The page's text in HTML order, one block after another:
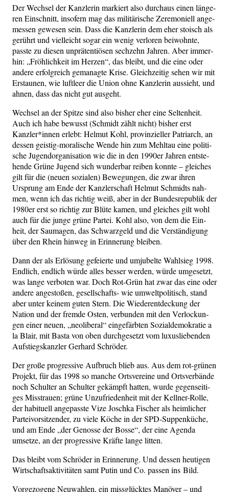
Der Wech­sel der Kanz­le­rin mar­kiert also durch­aus einen län­ge­
ren Ein­schnitt, inso­fern mag das mili­tä­ri­sche Zere­mo­ni­ell ange­
mes­sen gewe­sen sein. Dass die Kanz­le­rin dem eher sto­isch als
gerührt und viel­leicht sogar ein wenig ver­lo­ren bei­wohn­te,
pass­te zu die­sen unprä­ten­tiö­sen sech­zehn Jah­ren. Aber immer­
hin: „Fröh­lich­keit im Her­zen“, das bleibt, und die eine oder
ande­re erfolg­reich gema­nag­te Kri­se. Gleich­zei­tig sehen wir mit
Erstau­nen, wie luft­leer die Uni­on ohne Kanz­le­rin aus­sieht, und
ahnen, dass das nicht gut ausgeht.
Wech­sel an der Spit­ze sind also bis­her eher eine Sel­ten­heit.
Auch ich habe bewusst (Schmidt zählt nicht) bis­her erst
Kanzler*innen erlebt: Hel­mut Kohl, pro­vin­zi­el­ler Patri­arch, an
des­sen geis­tig-mora­li­sche Wen­de hin zum Mehl­tau eine poli­ti­
sche Jugend­or­ga­ni­sa­ti­on wie die in den 1990er Jah­ren ent­ste­
hen­de Grü­ne Jugend sich wun­der­bar rei­ben konn­te – glei­ches
gilt für die (neu­en sozia­len) Bewe­gun­gen, die zwar ihren
Ursprung am Ende der Kanz­ler­schaft Hel­mut Schmidts nah­
men, wenn ich das rich­tig weiß, aber in der Bun­des­re­pu­blik der
1980er erst so rich­tig zur Blü­te kamen, und glei­ches gilt wohl
auch für die jun­ge grü­ne Par­tei. Kohl also, von dem die Ein­
heit, der Sau­ma­gen, das Schwarz­geld und die Ver­stän­di­gung
über den Rhein hin­weg in Erin­ne­rung bleiben.
Dann der als Erlö­sung gefei­er­te und umju­bel­te Wahl­sieg 1998.
End­lich, end­lich wür­de alles bes­ser wer­den, wür­de umge­setzt,
was lan­ge ver­bo­ten war. Doch Rot-Grün hat zwar das eine oder
ande­re ange­sto­ßen, gesell­schafts- wie umwelt­po­li­tisch, stand
aber unter kei­nem guten Stern. Die Wie­der­ent­de­ckung der
Nati­on und der frem­de Osten, ver­bun­den mit den Ver­lo­ckun­
gen einer neu­en, „neo­li­be­ral“ ein­ge­färb­ten Sozi­al­de­mo­kra­tie a
la Blair, mit Bas­ta von oben durch­ge­setzt vom luxus­lie­ben­den
Auf­stiegs­kanz­ler Ger­hard Schröder.
Der gro­ße pro­gres­si­ve Auf­bruch blieb aus. Aus dem rot-grü­nen
Pro­jekt, für das 1998 so man­che Orts­ver­ei­ne und Orts­ver­bän­de
noch Schul­ter an Schul­ter gekämpft hat­ten, wur­de gegen­sei­ti­
ges Miss­trau­en; grü­ne Unzu­frie­den­heit mit der Kell­ner-Rol­le,
der habi­tu­ell ange­pass­te Vize Josch­ka Fischer als heim­li­cher
Par­tei­vor­sit­zen­der, zu vie­le Köche in der SPD-Sup­pen­kü­che,
und am Ende „der Genos­se der Bos­se“, der eine Agen­da
umset­ze, an der pro­gres­si­ve Kräf­te lan­ge litten.
Das bleibt vom Schrö­der in Erin­ne­rung. Und des­sen heu­ti­gen
Wirt­schafts­ak­ti­vi­tä­ten samt Putin und Co. pas­sen ins Bild.
Vor­ge­zo­ge­ne Neu­wah­len, ein miss­glück­tes Manö­ver – und